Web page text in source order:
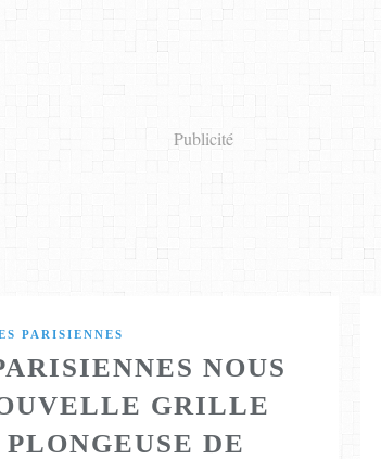
Publicité
PARISIENNES
NOUS
GRILLE
DE